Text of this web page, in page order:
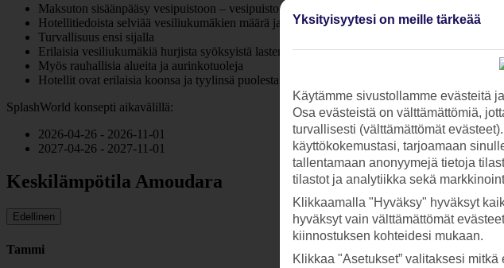
Maksuton sisäänpääsy vesipuistoon – vesipuisto joko hotellilla tai hotellin lähellä
Hotellitiedoista selviää vesiliukumäkien määrä ja haastavuus
Turvallisuus ensi sijalla
Erilaisia vesiliukumäkiä hurjista syöksyistä lasten liukuihin
Myös rauhallisia alueita ja aurinkotuoleja
Hotellit ovat erilaisia koonsa ja tyylinsä puolesta – useissa All Inclusive sisältyy hintaan
SplashWorld konsepti aikavälillä:
2026-04-26 - 2026-11-01
2027-04-26 - 2027-11-01
Keskilämpötila Amoudara
Edellinen
Tammi
Yksityisyytesi on meille tärkeää
Käytämme sivustollamme evästeitä
Osa evästeistä on välttämättömiä,
turvallisesti (välttämättömät
käyttökokemustasi, tarjoamaan
tallentamaan anonyymejä tietoja
tilastot ja analytiikka sekä
Klikkaamalla "Hyväksy" hyväksyt
hyväksyt vain välttämättömät
kiinnostuksen kohteidesi mukaan.
Klikkaa "Asetukset” valitaksesi